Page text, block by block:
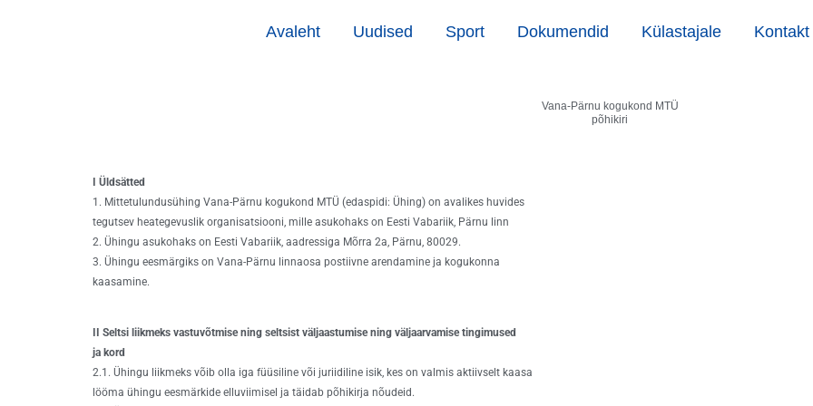
Avaleht Uudised Sport Dokumendid Külastajale Kontakt
Vana-Pärnu kogukond MTÜ
põhikiri
I Üldsätted
1. Mittetulundusühing Vana-Pärnu kogukond MTÜ (edaspidi: Ühing) on avalikes huvides
tegutsev heategevuslik organisatsiooni, mille asukohaks on Eesti Vabariik, Pärnu linn
2. Ühingu asukohaks on Eesti Vabariik, aadressiga Mõrra 2a, Pärnu, 80029.
3. Ühingu eesmärgiks on Vana-Pärnu linnaosa postiivne arendamine ja kogukonna
kaasamine.
II Seltsi liikmeks vastuvõtmise ning seltsist väljaastumise ning väljaarvamise tingimused
ja kord
2.1. Ühingu liikmeks võib olla iga füüsiline või juriidiline isik, kes on valmis aktiivselt kaasa
lööma ühingu eesmärkide elluviimisel ja täidab põhikirja nõudeid.